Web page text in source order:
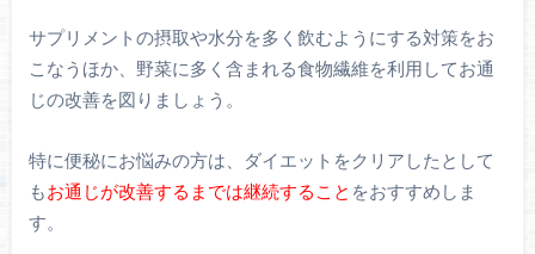
サプリメントの摂取や水分を多く飲むようにする対策をお
こなうほか、野菜に多く含まれる食物繊維を利用してお通
じの改善を図りましょう。
特に便秘にお悩みの方は、ダイエットをクリアしたとして
もお通じが改善するまでは継続すること をおすすめしま
す。